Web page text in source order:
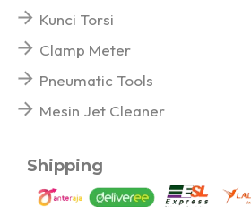
Kunci Torsi
Clamp Meter
Pneumatic Tools
Mesin Jet Cleaner
Shipping